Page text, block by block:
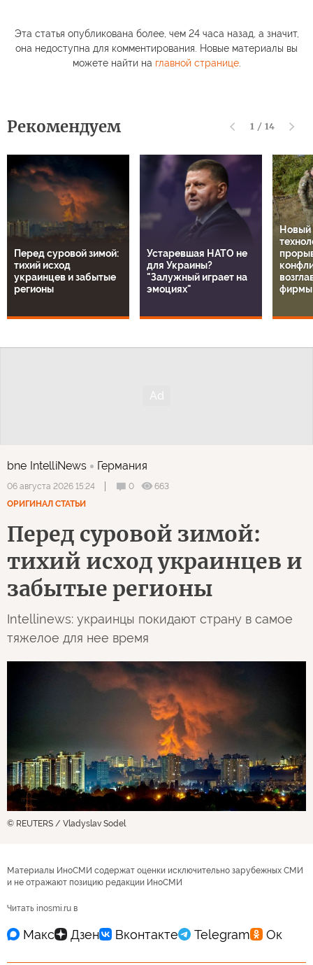
Эта статья опубликована более, чем 24 часа назад, а значит,
она недоступна для комментирования. Новые материалы вы
можете найти на главной странице.
Рекомендуем 1 / 14
Перед суровой зимой:
тихий исход
украинцев и забытые
регионы
Устаревшая НАТО не
для Украины?
"Залужный играет на
эмоциях"
Новый
фирмы
bne IntelliNews Германия
06 августа 2026 15:24 0
663
ОРИГИНАЛ СТАТЬИ
Перед суровой зимой:
тихий исход украинцев и
забытые регионы
Intellinews: украинцы покидают страну в самое
тяжелое для нее время
© REUTERS / Vladyslav Sodel
Материалы ИноСМИ содержат оценки исключительно зарубежных СМИ
и не отражают позицию редакции ИноСМИ
Читать inosmi.ru в